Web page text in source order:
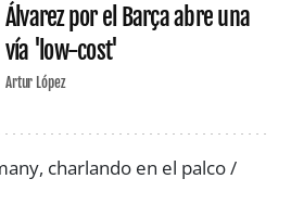
Álvarez por el Barça abre una
vía 'low-cost'
Artur López